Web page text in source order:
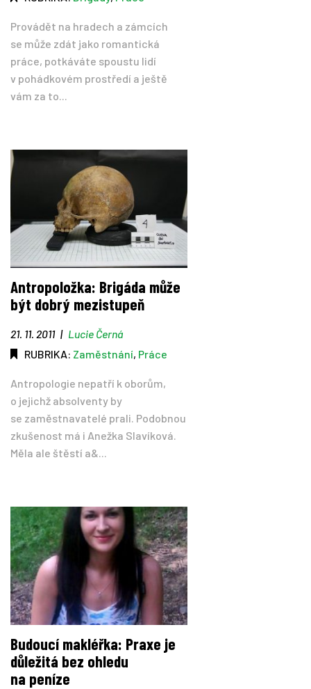
Provádět na hradech a zámcích
se může zdát jako romantická
práce, potkáváte spoustu lidí
v pohádkovém prostředí a ještě
vám za to...
Antropoložka: Brigáda může
být dobrý mezistupeň
21. 11. 2011 | Lucie Černá
RUBRIKA: Zaměstnání, Práce
Antropologie nepatří k oborům,
o jejichž absolventy by
se zaměstnavatelé prali. Podobnou
zkušenost má i Anežka Slavíková.
Měla ale štěstí a&...
Budoucí makléřka: Praxe je
důležitá bez ohledu
na peníze